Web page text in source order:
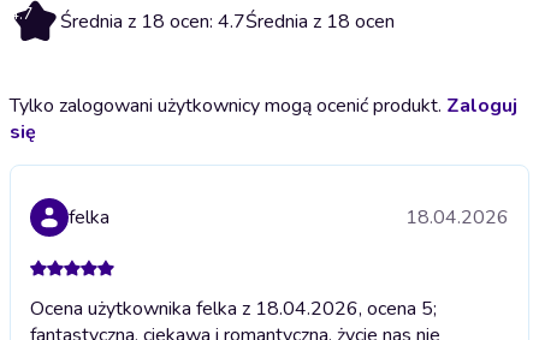
4.7 Średnia z 18 ocen: 4.7Średnia z 18 ocen
Tylko zalogowani użytkownicy mogą ocenić produkt. Zaloguj
się
felka 18.04.2026
Ocena użytkownika felka z 18.04.2026, ocena 5;